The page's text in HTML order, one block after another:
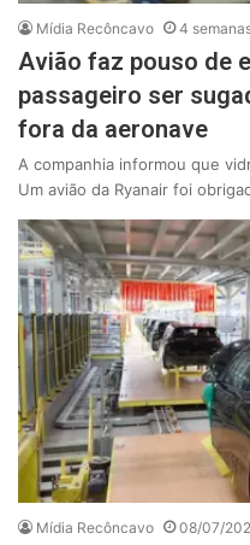
Mídia Recôncavo 4
Avião faz pouso de
passageiro ser
fora da aeronave
A companhia informou que
Um avião da Ryanair foi
Mídia Recôncavo 08/07/